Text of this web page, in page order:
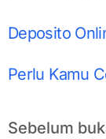
Deposito
Perlu Kamu
Sebelum